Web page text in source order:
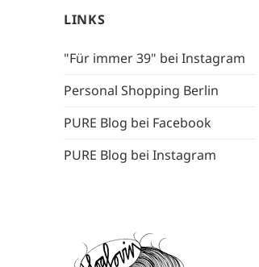
LINKS
"Für immer 39" bei Instagram
Personal Shopping Berlin
PURE Blog bei Facebook
PURE Blog bei Instagram